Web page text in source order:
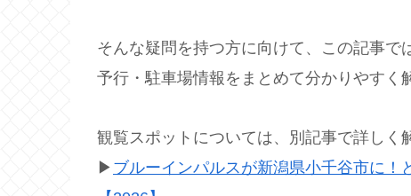
そんな疑問を持つ方に向けて、この記事で
予行・駐車場情報をまとめて分かりやすく
観覧スポットについては、別記事で詳しく
▶ ブルーインパルスが新潟県小千谷市に